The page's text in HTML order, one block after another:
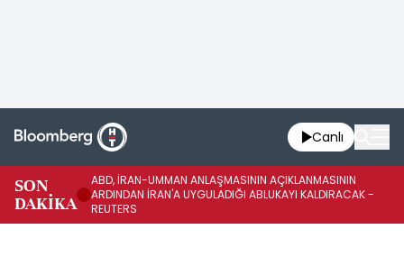
Canlı
SON
DAKİKA
ABD, İRAN-UMMAN ANLAŞMASININ AÇIKLANMASININ
ARDINDAN İRAN'A UYGULADIĞI ABLUKAYI KALDIRACAK -
REUTERS